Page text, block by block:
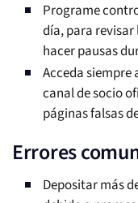
Programe
día, para revisar
hacer pausas
Acceda
canal de socio
páginas falsas
Errores
Depositar más